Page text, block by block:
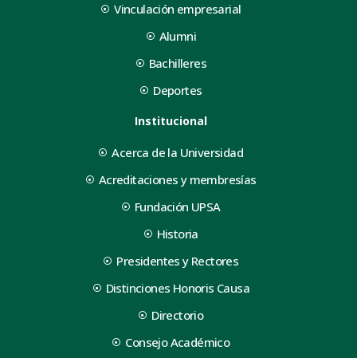
Vinculación empresarial
Alumni
Bachilleres
Deportes
Institucional
Acerca de la Universidad
Acreditaciones y membresías
Fundación UPSA
Historia
Presidentes y Rectores
Distinciones Honoris Causa
Directorio
Consejo Académico